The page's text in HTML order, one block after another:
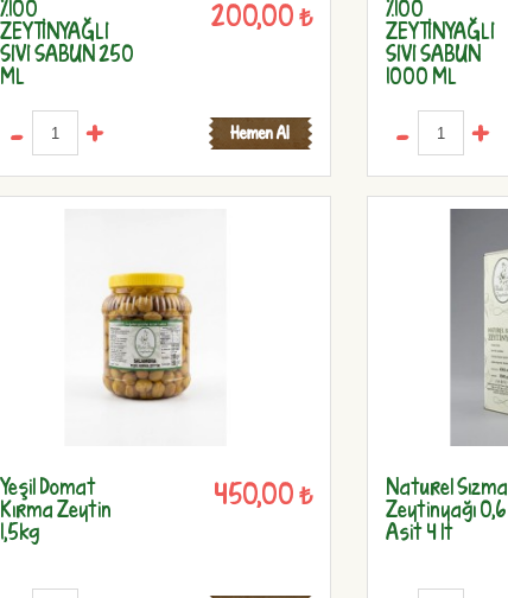
%100
ZEYTİNYAĞLI
SIVI SABUN 250
ML
200,00 ₺
- +
%100
ZEYTİNYAĞLI
SIVI SABUN
1000 ML
- +
Yeşil Domat
Kırma Zeytin
1,5kg
450,00 ₺ Naturel Sızma
Zeytinyağı 0,6
Asit 4 lt